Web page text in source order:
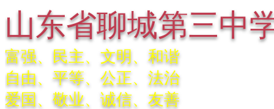
山东省聊城第三中
富强、民主、文明、和谐
自由、平等、公正、法治
爱国、敬业、诚信、友善